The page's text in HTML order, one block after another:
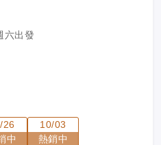
出發
26
中
10/03
熱銷中